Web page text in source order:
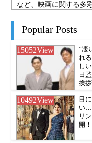
など、映画に関する多
Popular Posts
15052View
”凄
れ
し
日
挨
10492View
目
い…
リ
開！